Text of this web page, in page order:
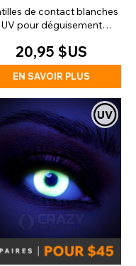
de contact blanches
UV pour déguisement
20,95 $US
EN SAVOIR PLUS